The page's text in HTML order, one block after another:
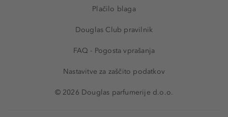
Plačilo blaga
Douglas Club pravilnik
FAQ - Pogosta vprašanja
Nastavitve za zaščito podatkov
© 2026 Douglas parfumerije d.o.o.